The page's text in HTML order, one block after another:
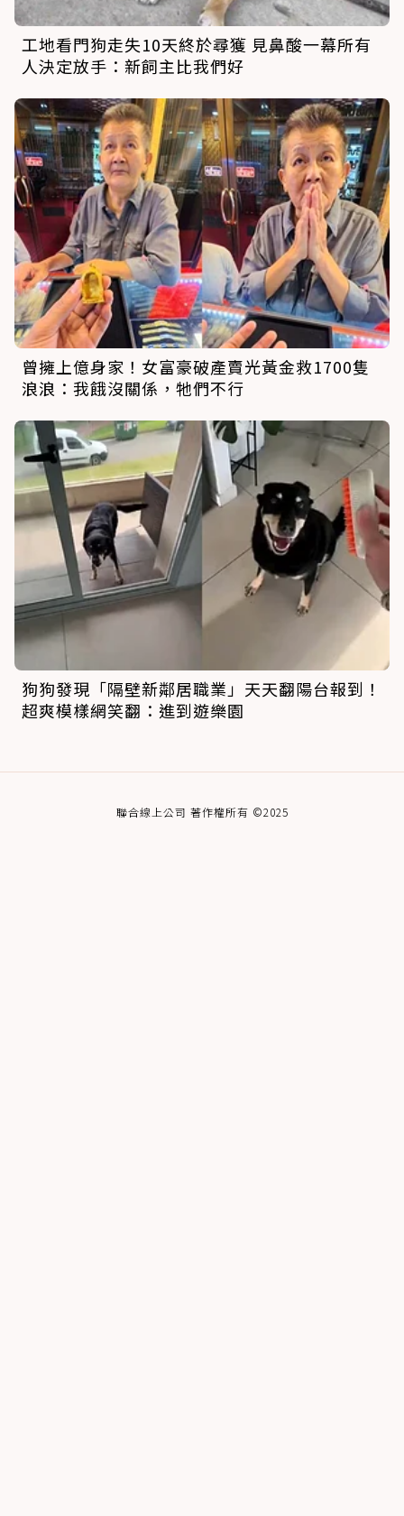
工地看門狗走失10天終於尋獲 見鼻酸一幕所有
人決定放手：新飼主比我們好
曾擁上億身家！女富豪破產賣光黃金救1700隻
浪浪：我餓沒關係，牠們不行
狗狗發現「隔壁新鄰居職業」天天翻陽台報到！
超爽模樣網笑翻：進到遊樂園
聯合線上公司 著作權所有 ©2025